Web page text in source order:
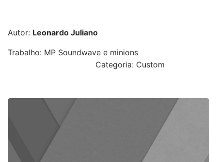
Autor: Leonardo Juliano
Trabalho: MP Soundwave e minions
Categoria: Custom